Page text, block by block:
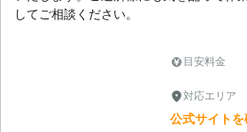
してご相談ください。
目安料金
対応エリア
公式サイト